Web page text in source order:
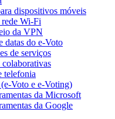
dispositivos móveis
rede Wi-Fi
da VPN
datas do e-Voto
de serviços
telefonia
(e-Voto e e-Voting)
da Microsoft
da Google